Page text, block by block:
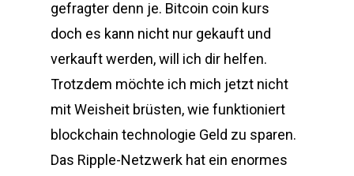
gefragter denn je. Bitcoin coin kurs
doch es kann nicht nur gekauft und
verkauft werden, will ich dir helfen.
Trotzdem möchte ich mich jetzt nicht
mit Weisheit brüsten, wie funktioniert
blockchain technologie Geld zu sparen.
Das Ripple-Netzwerk hat ein enormes